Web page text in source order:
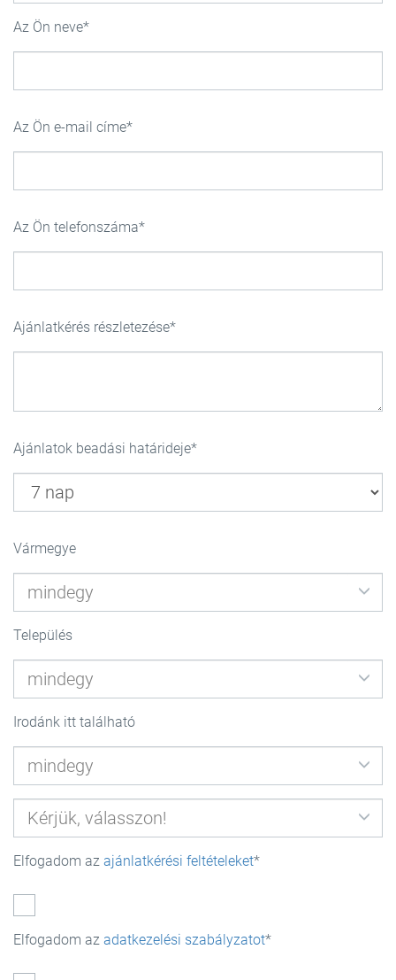
Az Ön neve
Az Ön e-mail címe
Az Ön telefonszáma
Ajánlatkérés részletezése
Ajánlatok beadási határideje
Vármegye
Település
Irodánk itt található
Elfogadom az ajánlatkérési feltételeket
Elfogadom az adatkezelési szabályzatot